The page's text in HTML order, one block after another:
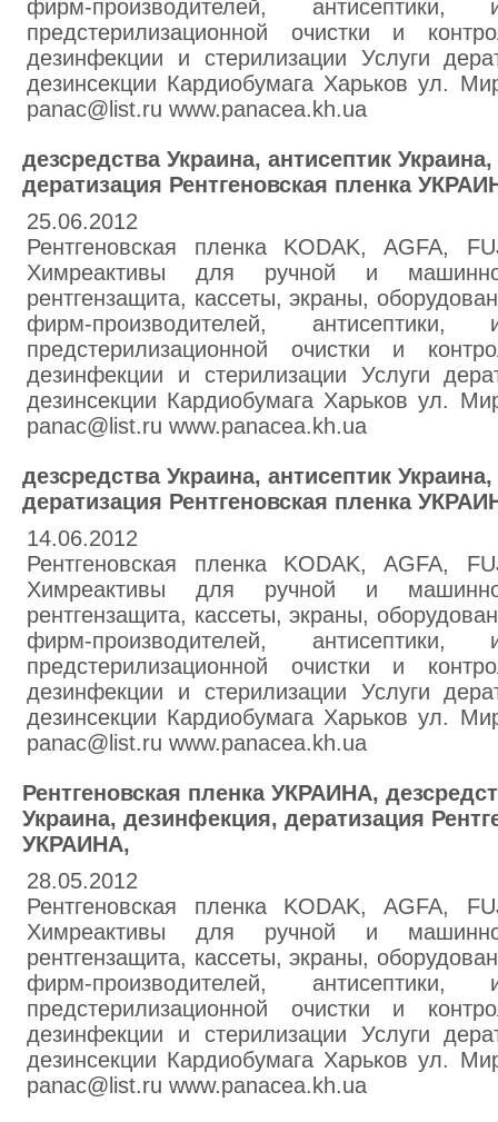
фирм-производителей, антисептики,
предстерилизационной очистки и
дезинфекции и стерилизации Услуги
дезинсекции Кардиобумага Харьков ул.
panac@list.ru www.panacea.kh.ua
дезсредства Украина, антисептик
дератизация Рентгеновская пленка
25.06.2012
Рентгеновская пленка KODAK,
Химреактивы для ручной и
рентгензащита, кассеты, экраны,
фирм-производителей, антисептики,
предстерилизационной очистки и
дезинфекции и стерилизации Услуги
дезинсекции Кардиобумага Харьков ул.
panac@list.ru www.panacea.kh.ua
дезсредства Украина, антисептик
дератизация Рентгеновская пленка
14.06.2012
Рентгеновская пленка KODAK,
Химреактивы для ручной и
рентгензащита, кассеты, экраны,
фирм-производителей, антисептики,
предстерилизационной очистки и
дезинфекции и стерилизации Услуги
дезинсекции Кардиобумага Харьков ул.
panac@list.ru www.panacea.kh.ua
Рентгеновская пленка УКРАИНА,
Украина, дезинфекция, дератизация
УКРАИНА,
28.05.2012
Рентгеновская пленка KODAK,
Химреактивы для ручной и
рентгензащита, кассеты, экраны,
фирм-производителей, антисептики,
предстерилизационной очистки и
дезинфекции и стерилизации Услуги
дезинсекции Кардиобумага Харьков ул.
panac@list.ru www.panacea.kh.ua